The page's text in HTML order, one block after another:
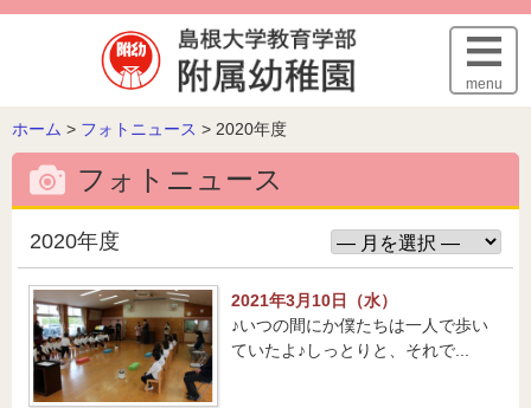
このページの本文へ
menu
こ
の
ー
ホーム > フォトニュース > 2020年度
フォトニュース
2020年度
2021年3月10日（水）
♪いつの間にか僕たちは一人で歩い
ていたよ♪しっとりと、それで...